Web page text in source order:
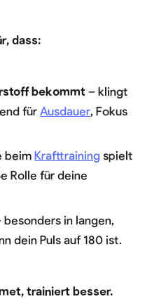
dass:
bekommt – klingt
fürAusdauer, Fokus
beimKrafttraining spielt
Rolle für deine
besonders in langen,
dein Puls auf 180 ist.
trainiert besser.